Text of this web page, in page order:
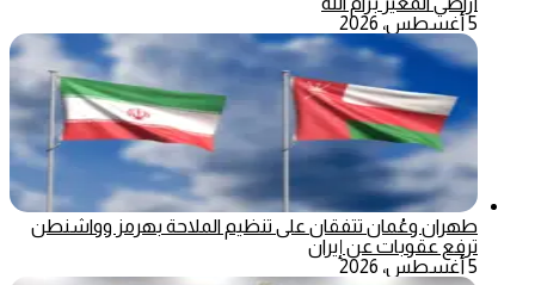
5 أغسطس، 2026
طهران وعُمان تتفقان على تنظيم الملاحة بهرمز وواشنطن
ترفع عقوبات عن إيران
5 أغسطس، 2026